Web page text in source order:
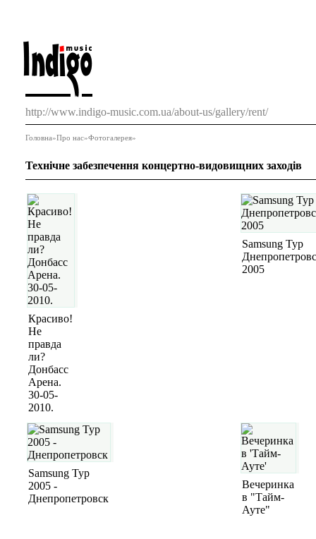
http://www.indigo-music.com.ua/about-us/gallery/rent/
Головна»Про нас»Фотогалерея»
Технічне забезпечення концертно-видовищних заходів
Красиво!
Не
правда
ли?
Донбасс
Арена.
30-05-
2010.
Samsung Тур
2005
Samsung Тур
2005 -
Днепропетровск
Вечеринка
в "Тайм-
Ауте"